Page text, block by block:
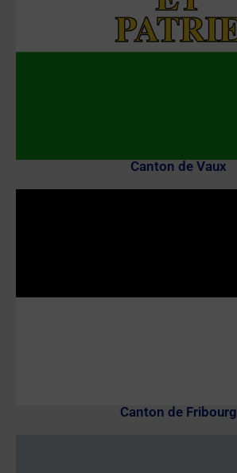
Canton de Vaux
Canton de Fribourg